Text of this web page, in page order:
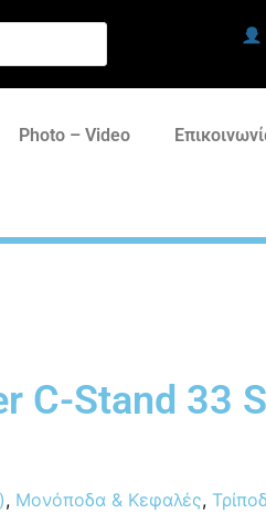
Photo – Video
C-Stand 33
, Μονόποδα & Κεφαλές,